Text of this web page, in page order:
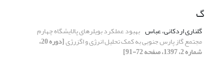
گ
گلناری اردکانی، عباس بهبود عملکرد بویلرهای پالایشگاه چهارم
مجتمع گاز پارس جنوبی به کمک تحلیل انرژی و اگزرژی [دوره 20،
شماره 2، 1397، صفحه 72-91]